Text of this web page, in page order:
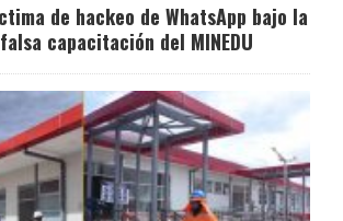
de hackeo de WhatsApp bajo la
capacitación del MINEDU